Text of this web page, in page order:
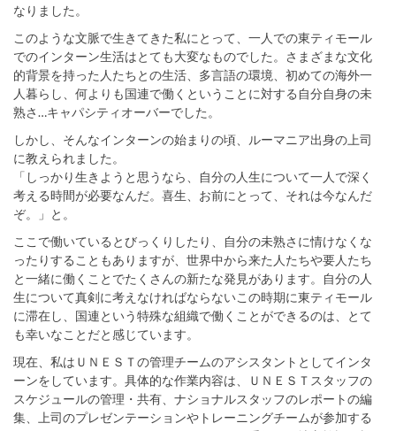
なりました。
このような文脈で生きてきた私にとって、一人での東ティモール
でのインターン生活はとても大変なものでした。さまざまな文化
的背景を持った人たちとの生活、多言語の環境、初めての海外一
人暮らし、何よりも国連で働くということに対する自分自身の未
熟さ…キャパシティオーバーでした。
しかし、そんなインターンの始まりの頃、ルーマニア出身の上司
に教えられました。
「しっかり生きようと思うなら、自分の人生について一人で深く
考える時間が必要なんだ。喜生、お前にとって、それは今なんだ
ぞ。」と。
ここで働いているとびっくりしたり、自分の未熟さに情けなくな
ったりすることもありますが、世界中から来た人たちや要人たち
と一緒に働くことでたくさんの新たな発見があります。自分の人
生について真剣に考えなければならないこの時期に東ティモール
に滞在し、国連という特殊な組織で働くことができるのは、とて
も幸いなことだと感じています。
現在、私はＵＮＥＳＴの管理チームのアシスタントとしてインタ
ーンをしています。具体的な作業内容は、ＵＮＥＳＴスタッフの
スケジュールの管理・共有、ナショナルスタッフのレポートの編
集、上司のプレゼンテーションやトレーニングチームが参加する